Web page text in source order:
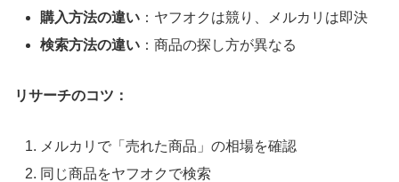
購入方法の違い ：ヤフオクは競り、メルカリは即決
検索方法の違い ：商品の探し方が異なる
リサーチのコツ：
メルカリで「売れた商品」の相場を確認
同じ商品をヤフオクで検索